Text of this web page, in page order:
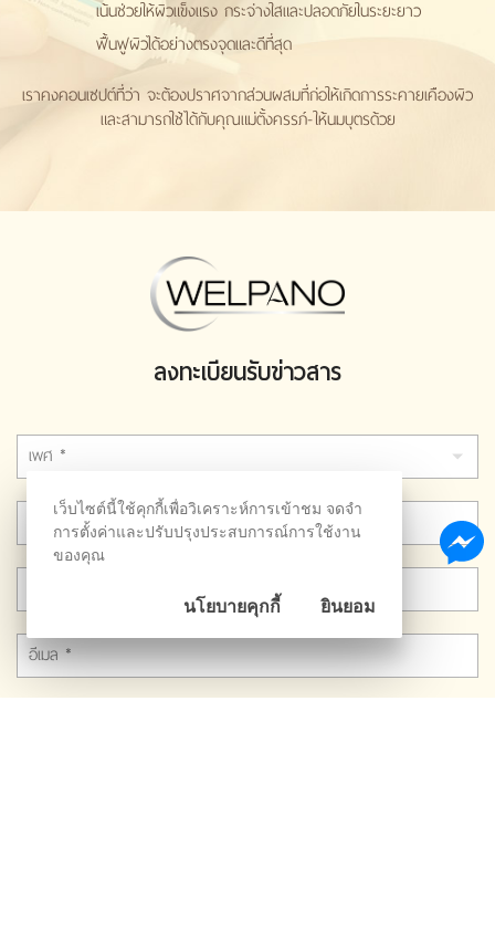
เน้นช่วยให้ผิวแข็งแรง กระจ่างใสและปลอดภัยในระยะยาว
ฟื้นฟูผิวได้อย่างตรงจุดและดีที่สุด
เราคงคอนเซปต์ที่ว่า จะต้องปราศจากส่วนผสมที่ก่อให้เกิดการระคายเคืองผิว
และสามารถใช้ได้กับคุณแม่ตั้งครรภ์-ให้นมบุตรด้วย
ลงทะเบียนรับข่าวสาร
เว็บไซต์นี้ใช้คุกกี้เพื่อวิเคราะห์การเข้าชม จดจำ
การตั้งค่าและปรับปรุงประสบการณ์การใช้งาน
ของคุณ
นโยบายคุกกี้ ยินยอม